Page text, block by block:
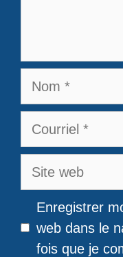
Nom
Courriel
Site
Enregistrer
web dans le
fois que je